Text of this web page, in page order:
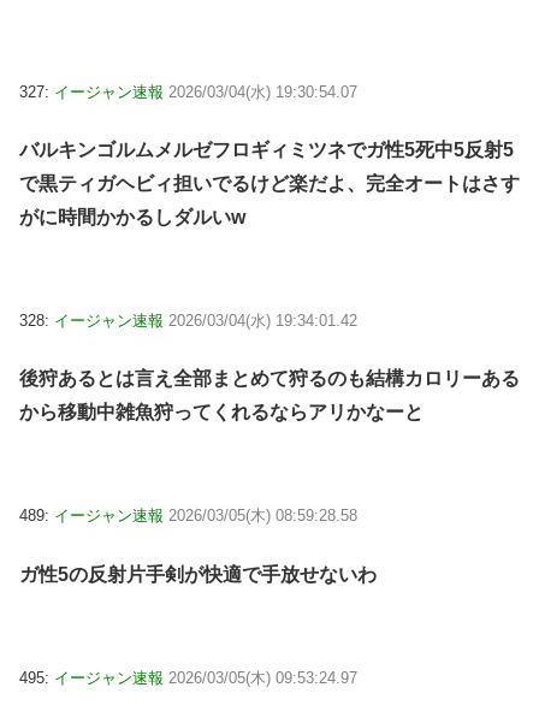
327: イージャン速報 2026/03/04(水) 19:30:54.07
バルキンゴルムメルゼフロギィミツネでガ性5死中5反射5
で黒ティガヘビィ担いでるけど楽だよ、完全オートはさす
がに時間かかるしダルいw
328: イージャン速報 2026/03/04(水) 19:34:01.42
後狩あるとは言え全部まとめて狩るのも結構カロリーある
から移動中雑魚狩ってくれるならアリかなーと
489: イージャン速報 2026/03/05(木) 08:59:28.58
ガ性5の反射片手剣が快適で手放せないわ
495: イージャン速報 2026/03/05(木) 09:53:24.97